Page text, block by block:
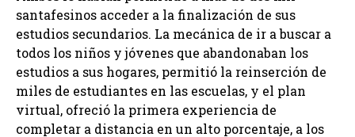
santafesinos acceder a la finalización de sus
estudios secundarios. La mecánica de ir a buscar a
todos los niños y jóvenes que abandonaban los
estudios a sus hogares, permitió la reinserción de
miles de estudiantes en las escuelas, y el plan
virtual, ofreció la primera experiencia de
completar a distancia en un alto porcentaje, a los